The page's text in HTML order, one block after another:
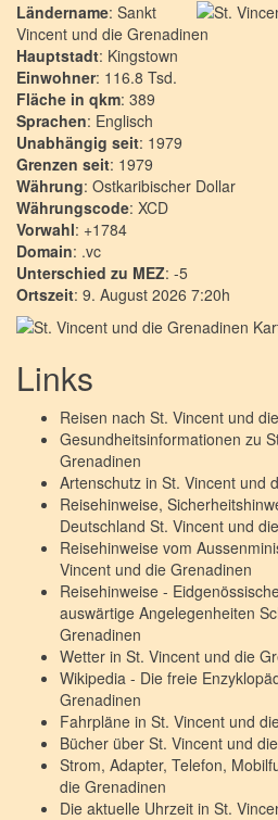
Ländername: Sankt
Vincent und die Grenadinen
Hauptstadt: Kingstown
Einwohner: 116.8 Tsd.
Fläche in qkm: 389
Sprachen: Englisch
Unabhängig seit: 1979
Grenzen seit: 1979
Währung: Ostkaribischer Dollar
Währungscode: XCD
Vorwahl: +1784
Domain: .vc
Unterschied zu MEZ: -5
Ortszeit: 9. August 2026 7:20h
Links
Reisen nach St. Vincent und
Gesundheitsinformationen zu
Grenadinen
Artenschutz in St. Vincent und
Reisehinweise,
Deutschland St. Vincent und
Reisehinweise vom
Vincent und die Grenadinen
Reisehinweise -
auswärtige Angelegenheiten
Grenadinen
Wetter in St. Vincent und die
Wikipedia - Die freie
Grenadinen
Fahrpläne in St. Vincent und
Bücher über St. Vincent und
Strom, Adapter, Telefon,
die Grenadinen
Die aktuelle Uhrzeit in St.